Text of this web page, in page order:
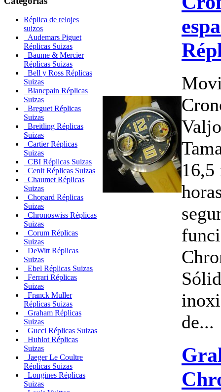
Réplica de relojes
suizos
Audemars Piguet
Réplicas Suizas
Baume & Mercier
Réplicas Suizas
Bell y Ross Réplicas
Suizas
Blancpain Réplicas
Suizas
Breguet Réplicas
Suizas
Breitling Réplicas
Suizas
Cartier Réplicas
Suizas
CBI Réplicas Suizas
Cenit Réplicas Suizas
Chaumet Réplicas
Suizas
Chopard Réplicas
Suizas
Chronoswiss Réplicas
Suizas
Corum Réplicas
Suizas
DeWitt Réplicas
Suizas
Ebel Réplicas Suizas
Ferrari Réplicas
Suizas
Franck Muller
Réplicas Suizas
Graham Réplicas
Suizas
Gucci Réplicas Suizas
Hublot Réplicas
Suizas
Jaeger Le Coultre
Réplicas Suizas
Longines Réplicas
Suizas
16,5
de...